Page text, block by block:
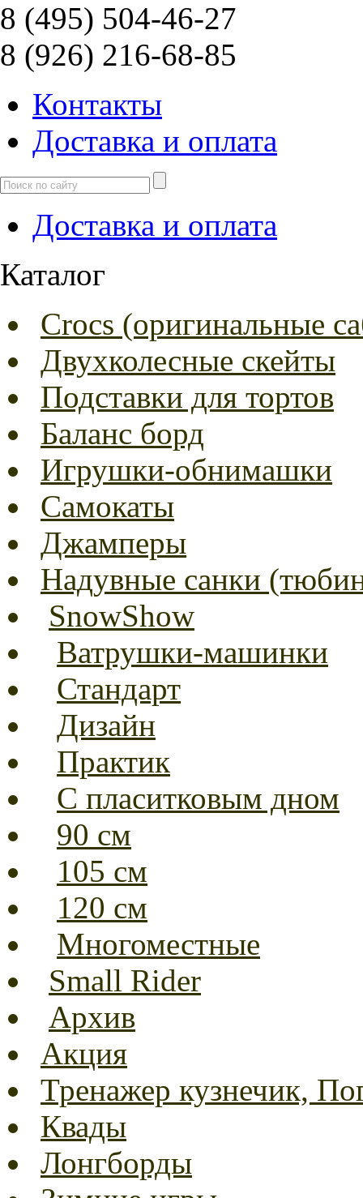
8 (495) 504-46-27
8 (926) 216-68-85
Контакты
Доcтавка и оплата
Доcтавка и оплата
Каталог
Crocs (оригинальные
Двухколесные скейты
Подставки для тортов
Баланс борд
Игрушки-обнимашки
Самокаты
Джамперы
Надувные санки
SnowShow
Ватрушки-машинки
Стандарт
Дизайн
Практик
С пласитковым дном
90 см
105 см
120 см
Многоместные
Small Rider
Архив
Акция
Тренажер кузнечик,
Квады
Лонгборды